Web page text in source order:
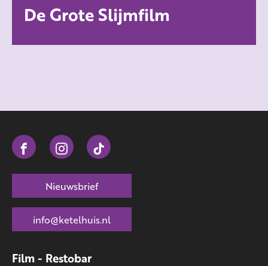
De Grote Slijmfilm
Film - Restobar
Nieuwsbrief
info@ketelhuis.nl